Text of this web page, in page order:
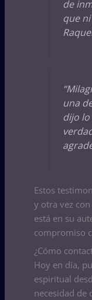
de
que
una
dijo
Estos
y otra vez
está en su
compromiso
¿Cómo
Hoy en día,
espiritual
necesidad de